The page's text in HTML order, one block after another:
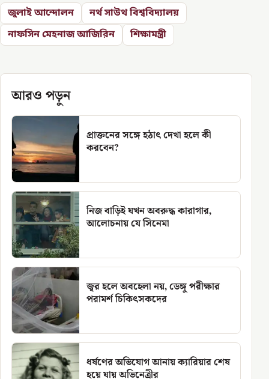
জুলাই আন্দোলন
নর্থ সাউথ বিশ্ববিদ্যালয়
নাফসিন মেহনাজ আজিরিন
শিক্ষামন্ত্রী
আরও পড়ুন
প্রাক্তনের সঙ্গে হঠাৎ দেখা হলে কী
করবেন?
নিজ বাড়িই যখন অবরুদ্ধ কারাগার,
আলোচনায় যে সিনেমা
জ্বর হলে অবহেলা নয়, ডেঙ্গু পরীক্ষার
পরামর্শ চিকিৎসকদের
ধর্ষণের অভিযোগ আনায় ক্যারিয়ার শেষ
হয়ে যায় অভিনেত্রীর